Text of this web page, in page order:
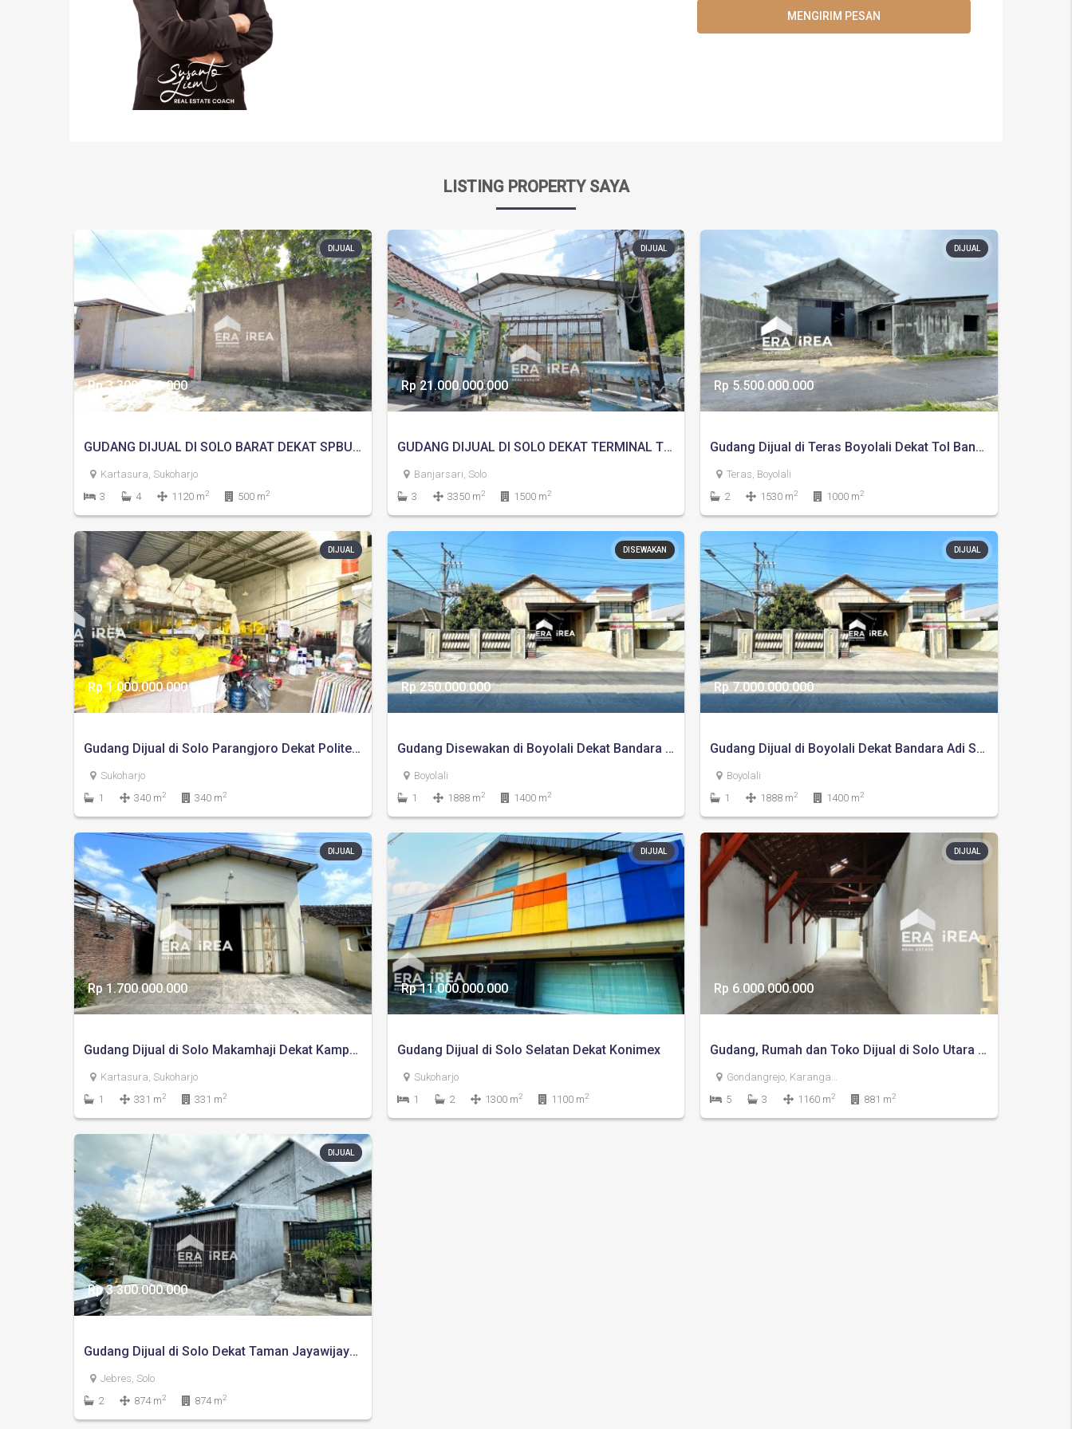
MENGIRIM PESAN
LISTING PROPERTY SAYA
DIJUAL
Rp 3.300.000.000
GUDANG DIJUAL DI SOLO BARAT DEKAT SPBU KERTONATAN
Kartasura, Sukoharjo
3
4 1120 m2 500 m2
DIJUAL
Rp 21.000.000.000
GUDANG DIJUAL DI SOLO DEKAT TERMINAL TIRTONADI, STASIUN SOLO BALAPAN, DAN STADION MANAHAN SOLO
Banjarsari, Solo
3
3350 m2 1500 m2
DIJUAL
Rp 5.500.000.000
Gudang Dijual di Teras Boyolali Dekat Tol Banyudono
Teras, Boyolali
2
1530 m2 1000 m2
DIJUAL
Rp 1.000.000.000
Gudang Dijual di Solo Parangjoro Dekat Politeknik NEST dan Pasar Telukan
Sukoharjo
1
340 m2 340 m2
DISEWAKAN
Rp 250.000.000
Gudang Disewakan di Boyolali Dekat Bandara Adi Soemarmo
Boyolali
1
1888 m2 1400 m2
DIJUAL
Rp 7.000.000.000
Gudang Dijual di Boyolali Dekat Bandara Adi Soemarmo
Boyolali
1
1888 m2 1400 m2
DIJUAL
Rp 1.700.000.000
Gudang Dijual di Solo Makamhaji Dekat Kampus STIE Surakarta
Kartasura, Sukoharjo
1
331 m2 331 m2
DIJUAL
Rp 11.000.000.000
Gudang Dijual di Solo Selatan Dekat Konimex
Sukoharjo
1
2 1300 m2 1100 m2
DIJUAL
Rp 6.000.000.000
Gudang, Rumah dan Toko Dijual di Solo Utara Dekat Tol Gondangrejo
Gondangrejo, Karanganyar
5
3 1160 m2 881 m2
DIJUAL
Rp 3.300.000.000
Gudang Dijual di Solo Dekat Taman Jayawijaya Mojosongo
Jebres, Solo
2
874 m2 874 m2